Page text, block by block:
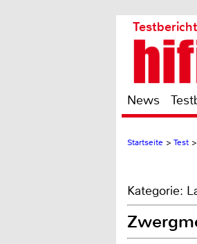
News
Startseite > Test >
Kategorie: